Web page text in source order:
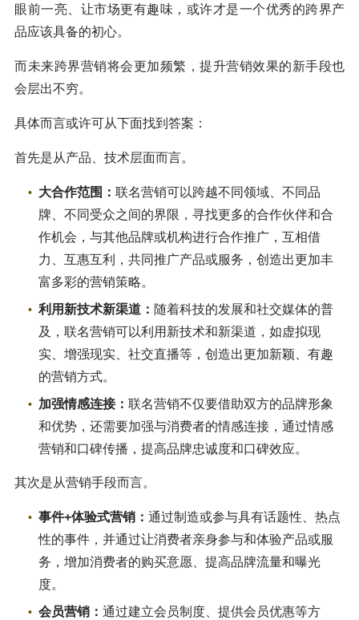
眼前一亮、让市场更有趣味，或许才是一个优秀的跨界产
品应该具备的初心。
而未来跨界营销将会更加频繁，提升营销效果的新手段也
会层出不穷。
具体而言或许可从下面找到答案：
首先是从产品、技术层面而言。
大合作范围： 联名营销可以跨越不同领域、不同品
牌、不同受众之间的界限，寻找更多的合作伙伴和合
作机会，与其他品牌或机构进行合作推广，互相借
力、互惠互利，共同推广产品或服务，创造出更加丰
富多彩的营销策略。
利用新技术新渠道： 随着科技的发展和社交媒体的普
及，联名营销可以利用新技术和新渠道，如虚拟现
实、增强现实、社交直播等，创造出更加新颖、有趣
的营销方式。
加强情感连接： 联名营销不仅要借助双方的品牌形象
和优势，还需要加强与消费者的情感连接，通过情感
营销和口碑传播，提高品牌忠诚度和口碑效应。
其次是从营销手段而言。
事件+体验式营销： 通过制造或参与具有话题性、热点
性的事件，并通过让消费者亲身参与和体验产品或服
务，增加消费者的购买意愿、提高品牌流量和曝光
度。
会员营销： 通过建立会员制度、提供会员优惠等方